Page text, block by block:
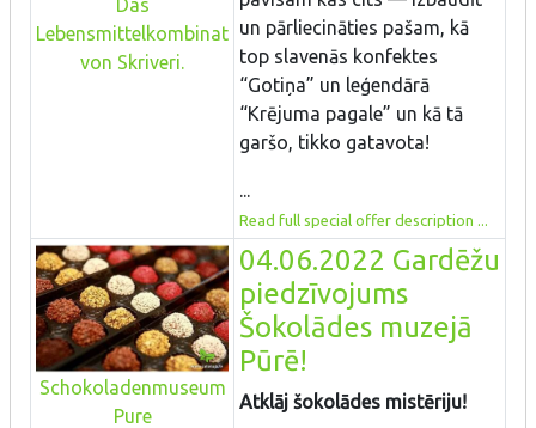
Das
Lebensmittelkombinat
von Skriveri.
un pārliecināties pašam, kā
top slavenās konfektes
“Gotiņa” un leģendārā
“Krējuma pagale” un kā tā
garšo, tikko gatavota!
...
Read full special offer description ...
Schokoladenmuseum
Pure
04.06.2022 Gardēžu
piedzīvojums
Šokolādes muzejā
Pūrē!
Atklāj šokolādes mistēriju!